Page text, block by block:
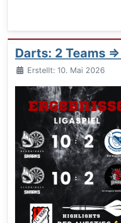
Darts: 2 Teams
DetailsErstellt: 10. Mai 2026